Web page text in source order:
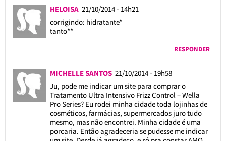
HELOISA 21/10/2014 - 14h21
corrigindo: hidratante*
tanto**
RESPONDER
MICHELLE SANTOS 21/10/2014 - 19h58
Ju, pode me indicar um site para comprar o
Tratamento Ultra Intensivo Frizz Control – Wella
Pro Series? Eu rodei minha cidade toda lojinhas de
cosméticos, farmácias, supermercados juro tudo
mesmo, mas não encontrei. Minha cidade é uma
porcaria. Então agradeceria se pudesse me indicar